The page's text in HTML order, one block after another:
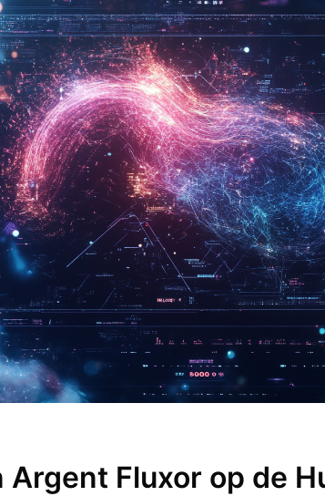
Argent Fluxor op de